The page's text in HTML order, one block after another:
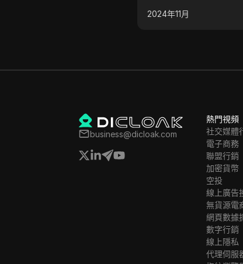
示。旁白解釋了平台上
2024年11月
business@dicloak.com
熱門視頻
社交媒體
電子商務
聯盟行銷
加密貨幣
空投
線上廣告
無貨源電
網頁數據
數字行銷
線上隱私
代理伺服